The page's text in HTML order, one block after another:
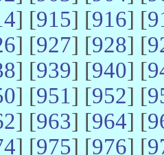
] [915] [916] [
] [927] [928] [
] [939] [940] [
] [951] [952] [
] [963] [964] [
] [975] [976] [